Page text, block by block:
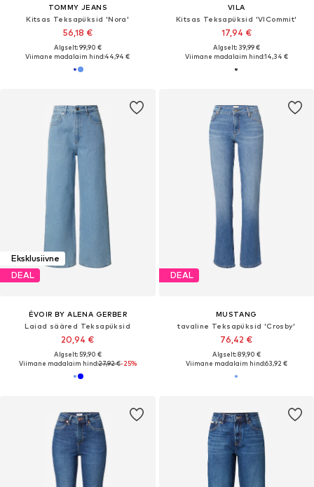
TOMMY JEANS
Kitsas Teksapüksid 'Nora'
56,18 €
Algselt: 99,90 €
Viimane madalaim hind:44,94 €
VILA
Kitsas Teksapüksid 'VICommit'
17,94 €
Algselt: 39,99 €
Viimane madalaim hind:14,34 €
Eksklusiivne
DEAL
ÉVOIR BY ALENA GERBER
Laiad sääred Teksapüksid
20,94 €
Algselt: 59,90 €
Viimane madalaim hind:27,92 €-25%
DEAL
MUSTANG
tavaline Teksapüksid 'Crosby'
76,42 €
Algselt: 89,90 €
Viimane madalaim hind:63,92 €